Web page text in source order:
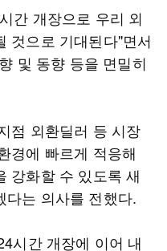
간 개장으로 우리 외
것으로 기대된다"면서
및 동향 등을 면밀히
점 외환딜러 등 시장
경에 빠르게 적응해
강화할 수 있도록 새
다는 의사를 전했다.
시간 개장에 이어 내